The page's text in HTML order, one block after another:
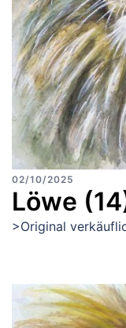
02/10/2025
Löwe
>Original